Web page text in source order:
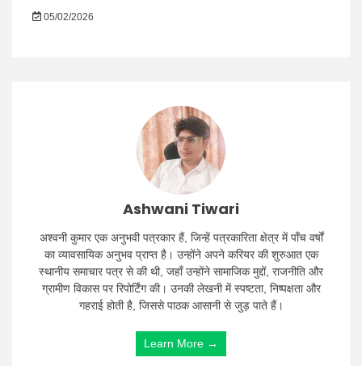
05/02/2026
Ashwani Tiwari
अश्वनी कुमार एक अनुभवी पत्रकार हैं, जिन्हें पत्रकारिता क्षेत्र में पाँच वर्षों
का व्यावसायिक अनुभव प्राप्त है। उन्होंने अपने करियर की शुरुआत एक
स्थानीय समाचार पत्र से की थी, जहाँ उन्होंने सामाजिक मुद्दों, राजनीति और
ग्रामीण विकास पर रिपोर्टिंग की। उनकी लेखनी में स्पष्टता, निष्पक्षता और
गहराई होती है, जिससे पाठक आसानी से जुड़ पाते हैं।
Learn More →